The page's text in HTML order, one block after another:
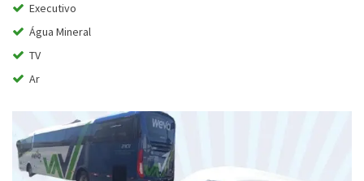
Executivo
Água Mineral
TV
Ar